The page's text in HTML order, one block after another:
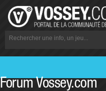
Forum Vossey.com